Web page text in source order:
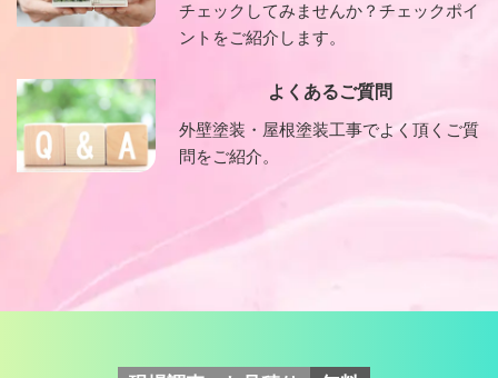
チェックしてみませんか？チェックポイ
ントをご紹介します。
よくあるご質問
外壁塗装・屋根塗装工事でよく頂くご質
問をご紹介。